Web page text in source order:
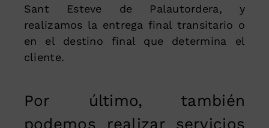
Sant Esteve de Palautordera, y
realizamos la entrega final transitario o
en el destino final que determina el
cliente.
Por último, también
podemos realizar servicios